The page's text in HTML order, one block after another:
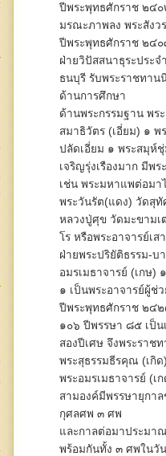
ปีพระพุทธศักราช ๒๔๐
มรณะภาพลง พระสังว
ปีพระพุทธศักราช ๒๔๐
ฝ่ายวิปัสสนาธุระประ
ธนบุรี รับพระราชทา
ด้านการศึกษา
ด้านพระกรรมฐาน พร
สมาธิวัตร (เอี่ยม) ๑
ปลัดเอี่ยม ๑ พระสมุห์
เจริญรุ่งเรืองมาก มีพ
เช่น พระมหาแพต่อมา
พระวันรัต(แดง) วัดสุทั
หลวงปู่ศุข วัดมะขามเ
โร หรือพระอาจารย์เส
ฝ่ายพระปริยัติธรรม-บ
อมรเมธาจารย์ (เกษ)
๑ เป็นพระอาจารย์ผู้ช่ว
ปีพระพุทธศักราช ๒๔๒
๑๐๖ ปีพรรษา ๘๕ เป็น
สองปีเศษ จึงพระราช
พระสุธรรมธีรคุณ (เกิ
พระอมรเมธาจารย์ (
สามองค์มีพรรษายุกา
กุศลศพ ๓ ศพ
และกาลต่อมาประมา
พร้อมกันทั้ง ๓ ศพในวั